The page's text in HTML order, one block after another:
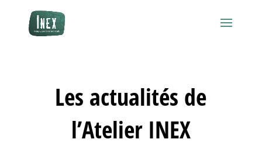
Les actualités de
l’Atelier INEX